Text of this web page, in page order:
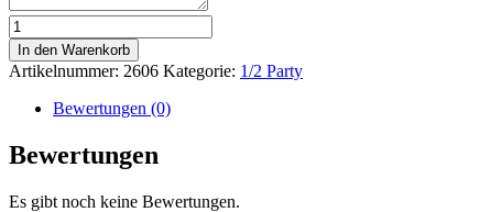
1/2
Party
Hawaii
Menge
In den Warenkorb
Artikelnummer: 2606 Kategorie: 1/2 Party
Bewertungen (0)
Bewertungen
Es gibt noch keine Bewertungen.